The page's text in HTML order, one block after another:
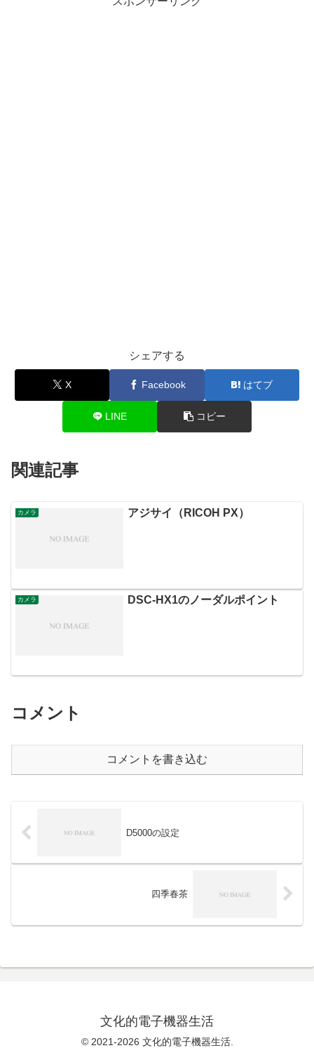
シェアする
X Facebook はてブ
LINE コピー
関連記事
カメラ アジサイ（RICOH PX）
カメラ DSC-HX1のノーダルポイント
コメント
コメントを書き込む
D5000の設定
四季春茶
文化的電子機器生活
© 2021-2026 文化的電子機器生活.